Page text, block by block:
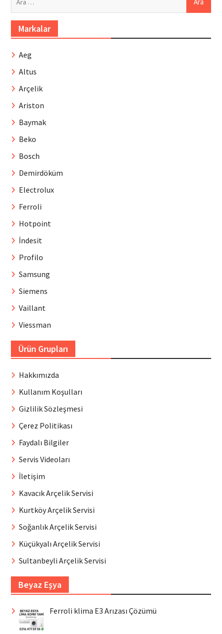
Markalar
Aeg
Altus
Arçelik
Ariston
Baymak
Beko
Bosch
Demirdöküm
Electrolux
Ferroli
Hotpoint
İndesit
Profilo
Samsung
Siemens
Vaillant
Viessman
Ürün Grupları
Hakkımızda
Kullanım Koşulları
Gizlilik Sözleşmesi
Çerez Politikası
Faydalı Bilgiler
Servis Videoları
İletişim
Kavacık Arçelik Servisi
Kurtköy Arçelik Servisi
Soğanlık Arçelik Servisi
Küçükyalı Arçelik Servisi
Sultanbeyli Arçelik Servisi
Beyaz Eşya
Ferroli klima E3 Arızası Çözümü